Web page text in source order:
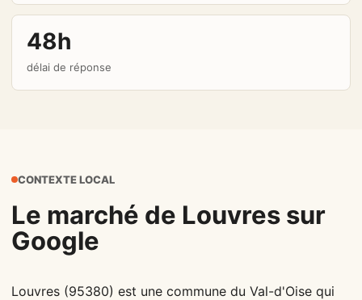
48h
délai de réponse
CONTEXTE LOCAL
Le marché de Louvres sur
Google
Louvres (95380) est une commune du Val-d'Oise qui